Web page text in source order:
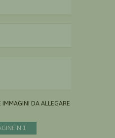
DA ALLEGARE AL
N.1